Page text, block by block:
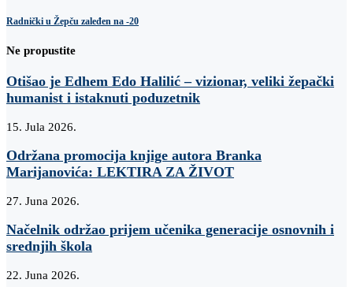
Radnički u Žepču zaleđen na -20
Ne propustite
Otišao je Edhem Edo Halilić – vizionar, veliki žepački
humanist i istaknuti poduzetnik
15. Jula 2026.
Održana promocija knjige autora Branka
Marijanovića: LEKTIRA ZA ŽIVOT
27. Juna 2026.
Načelnik održao prijem učenika generacije osnovnih i
srednjih škola
22. Juna 2026.